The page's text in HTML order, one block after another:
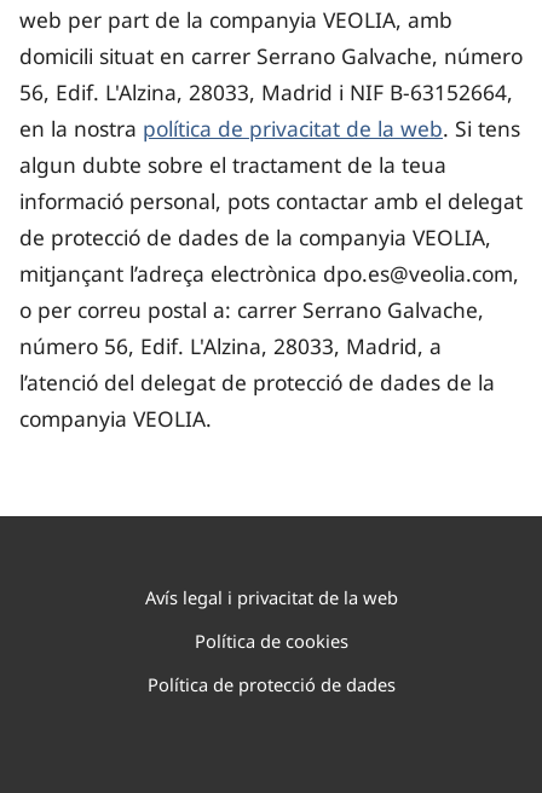
web per part de la companyia VEOLIA, amb
domicili situat en carrer Serrano Galvache, número
56, Edif. L'Alzina, 28033, Madrid i NIF B-63152664,
en la nostra política de privacitat de la web. Si tens
algun dubte sobre el tractament de la teua
informació personal, pots contactar amb el delegat
de protecció de dades de la companyia VEOLIA,
mitjançant l’adreça electrònica dpo.es@veolia.com,
o per correu postal a: carrer Serrano Galvache,
número 56, Edif. L'Alzina, 28033, Madrid, a
l’atenció del delegat de protecció de dades de la
companyia VEOLIA.
Avís legal i privacitat de la web
Política de cookies
Política de protecció de dades